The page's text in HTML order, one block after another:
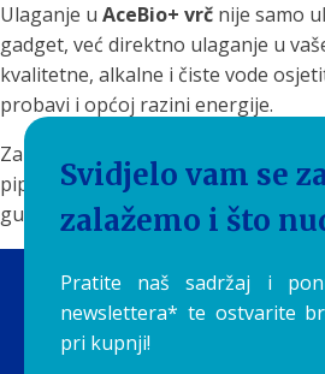
Ulaganje u AceBio+ vrč nije samo
gadget, već direktno ulaganje u
kvalitetne, alkalne i čiste vode
probavi i općoj razini energije.
Zaboravite na teške boce iz
pipe. Pružite svom tijelu najbolje –
gutljaju.
Svidjelo vam se
zalažemo i što
Pratite naš sadržaj i
newslettera* te ostvarite
pri kupnji!